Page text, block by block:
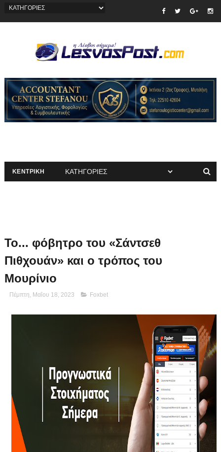
ΚΕΝΤΡΙΚΗ
Το... φόβητρο του «Σάντσεθ
Πιθχουάν» και ο τρόπος του
Μουρίνιο
Πέμπτη, Μαΐου 18, 2023 Foxbet